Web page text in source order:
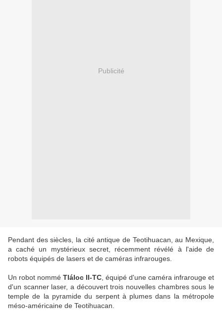
Publicité
Pendant des siècles, la cité antique de Teotihuacan, au Mexique,
a caché un mystérieux secret, récemment révélé à l'aide de
robots équipés de lasers et de caméras infrarouges.
Un robot nommé Tláloc II-TC , équipé d'une caméra infrarouge et
d'un scanner laser, a découvert trois nouvelles chambres sous le
temple de la pyramide du serpent à plumes dans la métropole
méso-américaine de Teotihuacan.